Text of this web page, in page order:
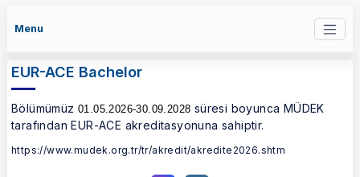
Menu
EUR-ACE Bachelor
Bölümümüz 01.05.2026-30.09.2028 süresi boyunca MÜDEK
tarafından EUR-ACE akreditasyonuna sahiptir.
https://www.mudek.org.tr/tr/akredit/akredite2026.shtm